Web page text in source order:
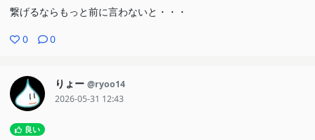
繋げるならもっと前に言わないと・・・
0 0
りょー @ryoo14
2026-05-31 12:43
良い